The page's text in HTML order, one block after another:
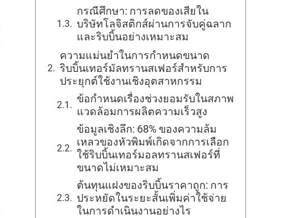
กรณีศึกษา: การลดของเสียใน
บริษัทโลจิสติกส์ผ่านการจับคู่ฉลาก
และริบบิ้นอย่างเหมาะสม
ความแม่นยำในการกำหนดขนาด
ริบบิ้นเทอร์มัลทรานสเฟอร์สำหรับการ
ประยุกต์ใช้งานเชิงอุตสาหกรรม
ข้อกำหนดเรื่องช่วงยอมรับในสภาพ
แวดล้อมการผลิตความเร็วสูง
ข้อมูลเชิงลึก: 68% ของความล้ม
เหลวของหัวพิมพ์เกิดจากการเลือก
ใช้ริบบิ้นเทอร์มอลทรานสเฟอร์ที่
ขนาดไม่เหมาะสม
ต้นทุนแฝงของริบบิ้นราคาถูก: การ
ประหยัดในระยะสั้นเพิ่มค่าใช้จ่าย
ในการดำเนินงานอย่างไร